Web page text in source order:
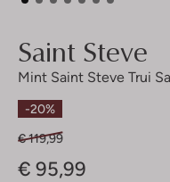
Saint Steve
Mint Saint Steve Trui
-20%
€ 119,99
€ 95,99